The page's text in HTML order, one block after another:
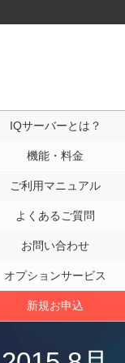
IQサーバーとは？
機能・料金
ご利用マニュアル
よくあるご質問
お問い合わせ
オプションサービス
新規お申込